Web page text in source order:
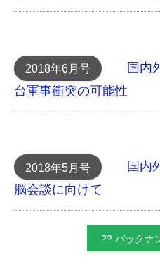
2018年6月号 国内
台軍事衝突の可能性
2018年5月号 国内
脳会談に向けて
?? バックナ